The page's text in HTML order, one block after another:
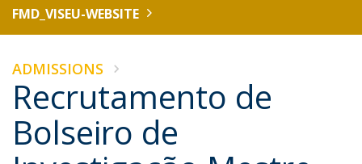
FMD_VISEU-WEBSITE
ADMISSIONS
Recrutamento de
Bolseiro de